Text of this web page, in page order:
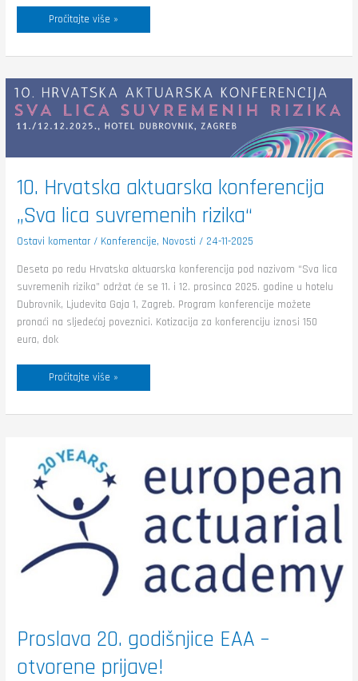
Pročitajte više »
10. Hrvatska aktuarska konferencija
„Sva lica suvremenih rizika“
Ostavi komentar / Konferencije, Novosti / 24-11-2025
Deseta po redu Hrvatska aktuarska konferencija pod nazivom “Sva lica
suvremenih rizika” održat će se 11. i 12. prosinca 2025. godine u hotelu
Dubrovnik, Ljudevita Gaja 1, Zagreb. Program konferencije možete
pronaći na sljedećoj poveznici. Kotizacija za konferenciju iznosi 150
eura, dok
10.
Hrvatska
aktuarska
konferencija
„Sva
rizika“
Pročitajte više »
Proslava 20. godišnjice EAA –
otvorene prijave!
20.
godišnjice
EAA
prijave!